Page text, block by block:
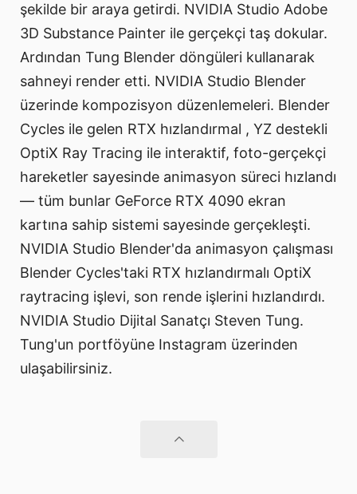
şekilde bir araya getirdi. NVIDIA Studio Adobe
3D Substance Painter ile gerçekçi taş dokular.
Ardından Tung Blender döngüleri kullanarak
sahneyi render etti. NVIDIA Studio Blender
üzerinde kompozisyon düzenlemeleri. Blender
Cycles ile gelen RTX hızlandırmal , YZ destekli
OptiX Ray Tracing ile interaktif, foto-gerçekçi
hareketler sayesinde animasyon süreci hızlandı
— tüm bunlar GeForce RTX 4090 ekran
kartına sahip sistemi sayesinde gerçekleşti.
NVIDIA Studio Blender'da animasyon çalışması
Blender Cycles'taki RTX hızlandırmalı OptiX
raytracing işlevi, son rende işlerini hızlandırdı.
NVIDIA Studio Dijital Sanatçı Steven Tung.
Tung'un portföyüne Instagram üzerinden
ulaşabilirsiniz.